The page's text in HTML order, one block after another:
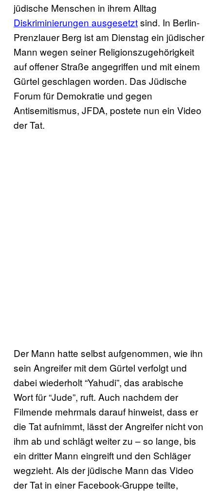
jüdische Menschen in ihrem Alltag
Diskriminierungen ausgesetztsind. In Berlin-
Prenzlauer Berg ist am Dienstag ein jüdischer
Mann wegen seiner Religionszugehörigkeit
auf offener Straße angegriffen und mit einem
Gürtel geschlagen worden. Das Jüdische
Forum für Demokratie und gegen
Antisemitismus, JFDA, postete nun ein Video
der Tat.
Der Mann hatte selbst aufgenommen, wie ihn
sein Angreifer mit dem Gürtel verfolgt und
dabei wiederholt “Yahudi”, das arabische
Wort für “Jude”, ruft. Auch nachdem der
Filmende mehrmals darauf hinweist, dass er
die Tat aufnimmt, lässt der Angreifer nicht von
ihm ab und schlägt weiter zu – so lange, bis
ein dritter Mann eingreift und den Schläger
wegzieht. Als der jüdische Mann das Video
der Tat in einer Facebook-Gruppe teilte,